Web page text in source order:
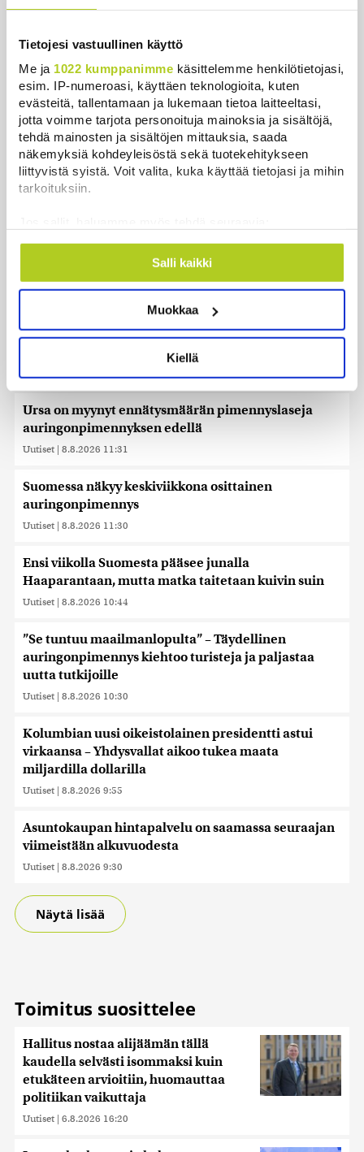
Tietojesi vastuullinen käyttö
Me ja 1022 kumppanimme käsittelemme henkilötietojasi,
esim. IP-numeroasi, käyttäen teknologioita, kuten
evästeitä, tallentamaan ja lukemaan tietoa laitteeltasi,
jotta voimme tarjota personoituja mainoksia ja sisältöjä,
tehdä mainosten ja sisältöjen mittauksia, saada
näkemyksiä kohdeyleisöstä sekä tuotekehitykseen
liittyvistä syistä. Voit valita, kuka käyttää tietojasi ja mihin
tarkoituksiin.
Kerätä tietoja maantieteellisestä sijainnistasi,
mahdollisesti muutaman metrin tarkkuudella
ominaispiirteitä aktiivisesti (sormenjäljen
Lue lisää siitä, miten henkilötietojasi käsitellään ja miten
suostumustasi tai peruuttaa sen milloin vain
evästeilmoituksessa.
Käytämme evästeitä tarjoamamme sisällön ja mainosten
räätälöimiseen, sosiaalisen median ominaisuuksien
tukemiseen ja kävijämäärämme analysoimiseen. Lisäksi
alan kumppaneillemme tietoja siitä, miten käytät
sivustoamme. Kumppanimme voivat yhdistää näitä
kerätty, kun olet käyttänyt heidän palvelujaan. Tietoja
Salli kaikki
Muokkaa
Kiellä
Uusimmat
WSJ: Saksassa löytynyt drooni oli todennäköisesti
venäläinen
Uutiset | 8.8.2026 16:19
rajaa
HS: Kaikkonen puoluejohtajien ykkönen
Ursa on myynyt ennätysmäärän pimennyslaseja
auringonpimennyksen edellä
Uutiset | 8.8.2026 11:31
Suomessa näkyy keskiviikkona osittainen
auringonpimennys
Uutiset | 8.8.2026 11:30
Ensi viikolla Suomesta pääsee junalla
Haaparantaan, mutta matka taitetaan kuivin suin
Uutiset | 8.8.2026 10:44
”Se tuntuu maailmanlopulta” – Täydellinen
auringonpimennys kiehtoo turisteja ja paljastaa
uutta tutkijoille
Uutiset | 8.8.2026 10:30
Kolumbian uusi oikeistolainen presidentti astui
virkaansa – Yhdysvallat aikoo tukea maata
miljardilla dollarilla
Uutiset | 8.8.2026 9:55
Asuntokaupan hintapalvelu on saamassa seuraajan
viimeistään alkuvuodesta
Uutiset | 8.8.2026 9:30
Näytä lisää
Toimitus suosittelee
Hallitus nostaa alijäämän tällä
kaudella selvästi isommaksi kuin
etukäteen arvioitiin, huomauttaa
politiikan vaikuttaja
Uutiset | 6.8.2026 16:20